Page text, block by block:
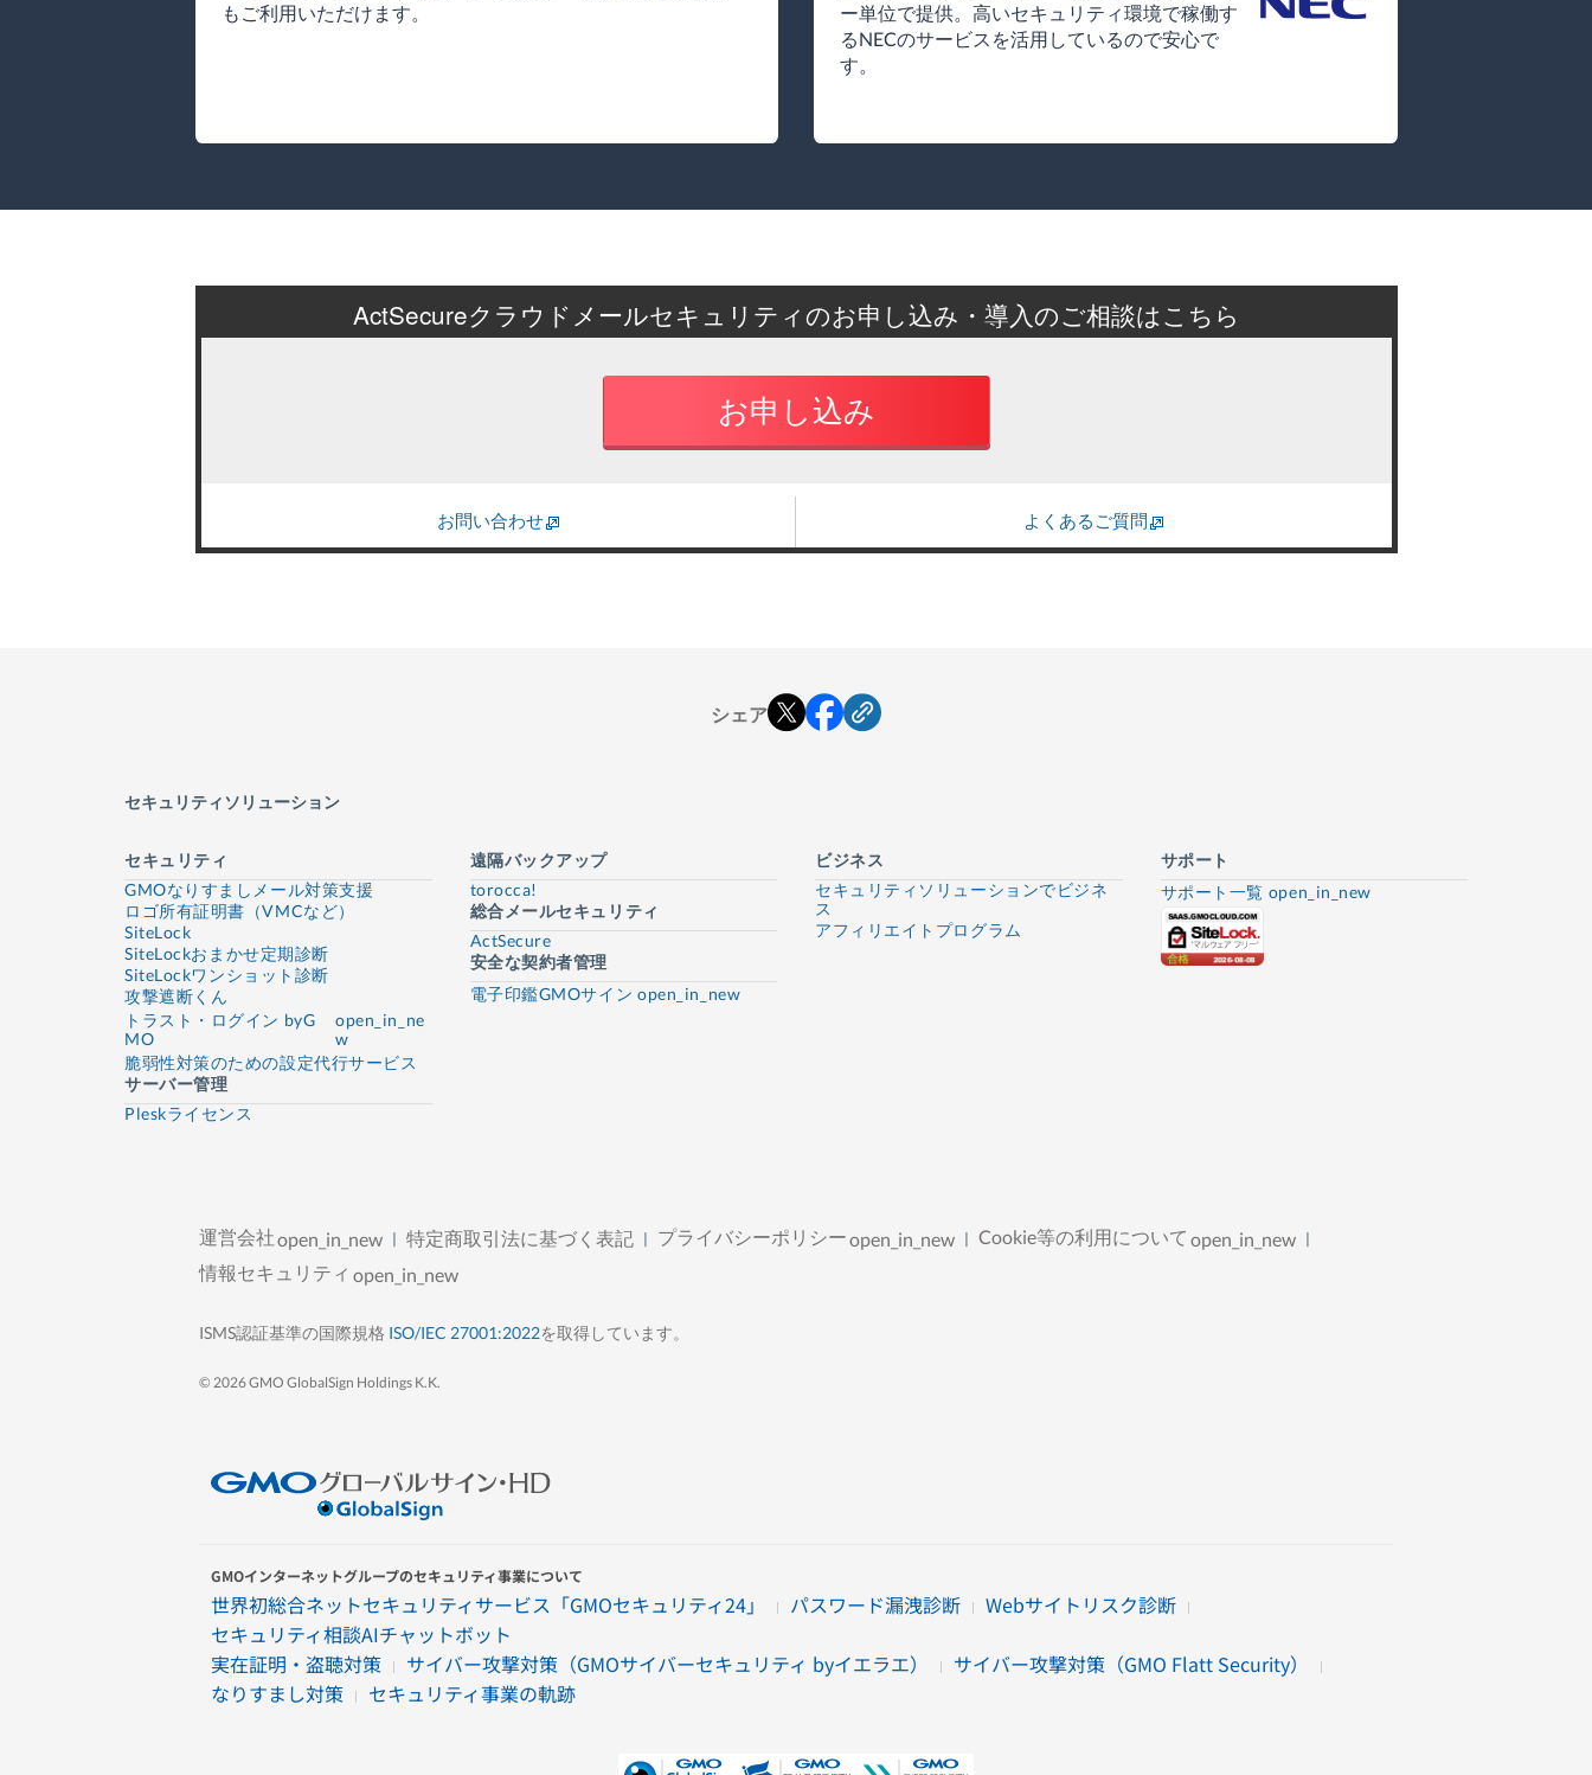
もご利用いただけます。
ー単位で提供。高いセキュリティ環境で稼働す
るNECのサービスを活用しているので安心で
す。
ActSecureクラウドメールセキュリティのお申し込み・導入のご相談はこちら
お申し込み
お問い合わせ よくあるご質問
シェア
セキュリティソリューション
セキュリティ
GMOなりすましメール対策支援
ロゴ所有証明書（VMCなど）
SiteLock
SiteLockおまかせ定期診断
SiteLockワンショット診断
攻撃遮断くん
トラスト・ログイン byG
MO
open_in_ne
w
脆弱性対策のための設定代行サービス
サーバー管理
Pleskライセンス
遠隔バックアップ
torocca!
総合メールセキュリティ
ActSecure
安全な契約者管理
電子印鑑GMOサイン open_in_new
ビジネス
セキュリティソリューションでビジネ
ス
アフィリエイトプログラム
サポート
サポート一覧 open_in_new
運営会社open_in_new 特定商取引法に基づく表記 プライバシーポリシーopen_in_new Cookie等の利用について open_in_new
情報セキュリティ open_in_new
ISMS認証基準の国際規格 ISO/IEC 27001:2022を取得しています。
© 2026 GMO GlobalSign Holdings K.K.
GMOインターネットグループのセキュリティ事業について
世界初総合ネットセキュリティサービス「GMOセキュリティ24」 パスワード漏洩診断
Webサイトリスク診断
セキュリティ相談AIチャットボット
実在証明・盗聴対策
サイバー攻撃対策（GMOサイバーセキュリティ byイエラエ）
サイバー攻撃対策（GMO Flatt Security）
なりすまし対策
セキュリティ事業の軌跡